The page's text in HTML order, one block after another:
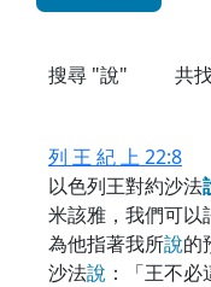
搜尋 "說" 共
列 王 紀 上 22:8
以色列王對約沙法
米該雅，我們可以
為他指著我所說的
沙法說 ：「王不必